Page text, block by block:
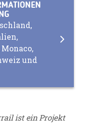
und
ist ein Projekt